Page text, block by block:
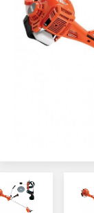
Sazināties